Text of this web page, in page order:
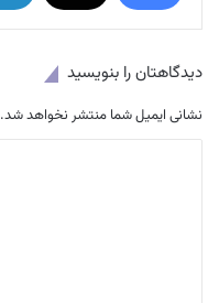
دیدگاهتان را بنویسید
نشانی ایمیل شما منتشر نخواهد شد.